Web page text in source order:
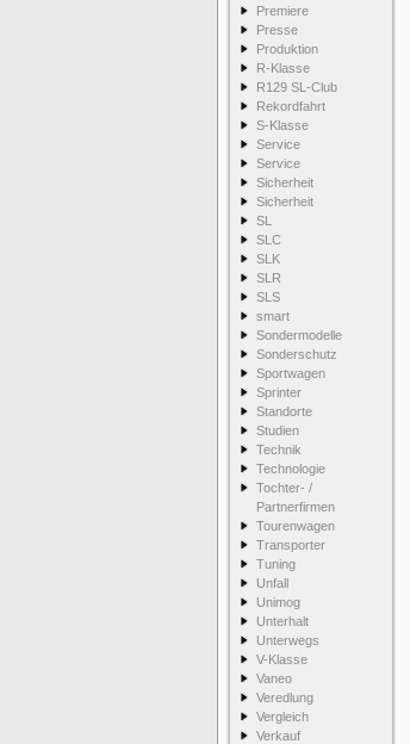
Premiere
Presse
Produktion
R-Klasse
R129 SL-Club
Rekordfahrt
S-Klasse
Service
Service
Sicherheit
Sicherheit
SL
SLC
SLK
SLR
SLS
smart
Sondermodelle
Sonderschutz
Sportwagen
Sprinter
Standorte
Studien
Technik
Technologie
Tochter- /
Partnerfirmen
Tourenwagen
Transporter
Tuning
Unfall
Unimog
Unterhalt
Unterwegs
V-Klasse
Vaneo
Veredlung
Vergleich
Verkauf